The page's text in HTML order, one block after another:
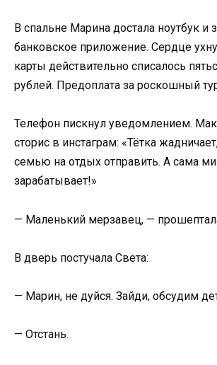
В спальне Марина достала ноутбук и
банковское приложение. Сердце
карты действительно списалось
рублей. Предоплата за роскошный
Телефон пискнул уведомлением.
сторис в инстаграм: «Тётка
семью на отдых отправить. А сама
зарабатывает!»
— Маленький мерзавец, —
В дверь постучала Света:
— Марин, не дуйся. Зайди, обсудим
— Отстань.